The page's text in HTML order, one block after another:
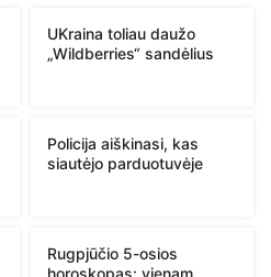
UKraina toliau daužo
„Wildberries“ sandėlius
Policija aiškinasi, kas
siautėjo parduotuvėje
Rugpjūčio 5-osios
horoskopas: vienam